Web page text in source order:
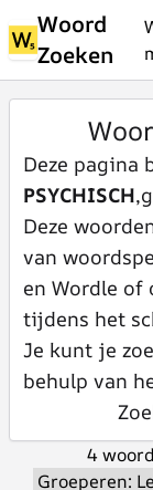
Woord
Zoeken
Deze pagina
PSYCHISCH
Deze
van
en Wordle
tijdens het
Je kunt je
behulp van
4